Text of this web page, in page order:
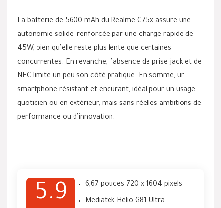
La batterie de 5600 mAh du Realme C75x assure une
autonomie solide, renforcée par une charge rapide de
45W, bien qu’elle reste plus lente que certaines
concurrentes. En revanche, l’absence de prise jack et de
NFC limite un peu son côté pratique. En somme, un
smartphone résistant et endurant, idéal pour un usage
quotidien ou en extérieur, mais sans réelles ambitions de
performance ou d’innovation.
5.9 6,67 pouces 720 x 1604 pixels
Mediatek Helio G81 Ultra